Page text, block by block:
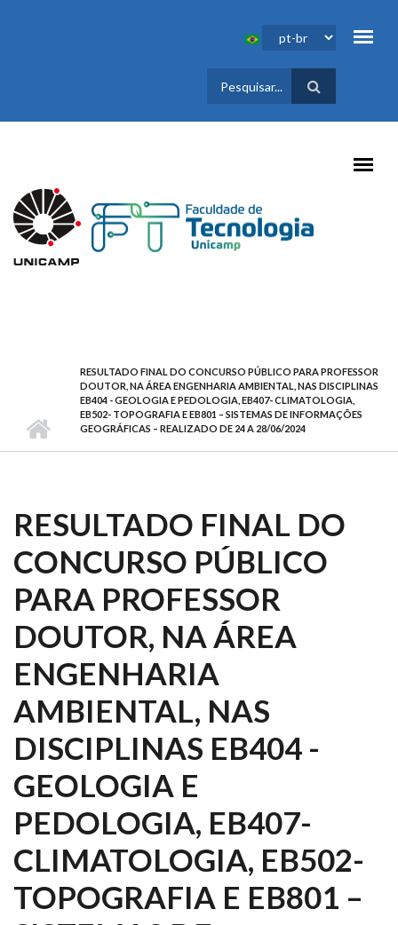
FORMULÁRIO
DE BUSCA
RESULTADO FINAL DO CONCURSO PÚBLICO PARA PROFESSOR
DOUTOR, NA ÁREA ENGENHARIA AMBIENTAL, NAS DISCIPLINAS
EB404 - GEOLOGIA E PEDOLOGIA, EB407- CLIMATOLOGIA,
EB502- TOPOGRAFIA E EB801 – SISTEMAS DE INFORMAÇÕES
GEOGRÁFICAS – REALIZADO DE 24 A 28/06/2024
RESULTADO FINAL DO
CONCURSO PÚBLICO
PARA PROFESSOR
DOUTOR, NA ÁREA
ENGENHARIA
AMBIENTAL, NAS
DISCIPLINAS EB404 -
GEOLOGIA E
PEDOLOGIA, EB407-
CLIMATOLOGIA, EB502-
TOPOGRAFIA E EB801 –